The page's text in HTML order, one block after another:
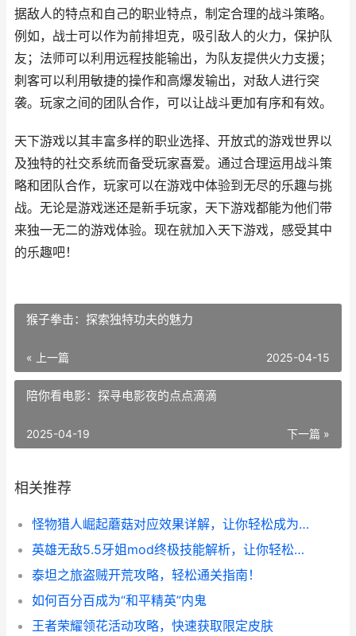
据敌人的特点和自己的职业特点，制定合理的战斗策略。
例如，战士可以作为前排坦克，吸引敌人的火力，保护队
友；法师可以利用远程技能输出，为队友提供火力支援；
刺客可以利用敏捷的操作和高爆发输出，对敌人进行突
袭。玩家之间的团队合作，可以让战斗更加有序和有效。
天下游戏以其丰富多样的职业选择、开放式的游戏世界以
及独特的社交系统而备受玩家喜爱。通过合理运用战斗策
略和团队合作，玩家可以在游戏中体验到无尽的乐趣与挑
战。无论是游戏迷还是新手玩家，天下游戏都能为他们带
来独一无二的游戏体验。现在就加入天下游戏，感受其中
的乐趣吧！
猴子拳击：探索独特功夫的魅力
« 上一篇 2025-04-15
陪你看电影：探寻电影夜的点点滴滴
下一篇 »
2025-04-19
相关推荐
怪物猎人崛起蘑菇对应效果详解，让你轻松成为高手！
英雄无敌5.5牙姐mod终极技能解析，让你轻松搞定战场！
泰坦之旅盗贼开荒攻略，轻松通关指南！
如何百分百成为“和平精英”内鬼
王者荣耀领花活动攻略，快速获取限定皮肤